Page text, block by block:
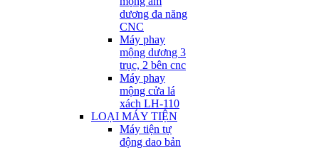
dương đa năng
CNC
Máy phay
mộng dương 3
trục, 2 bên cnc
Máy phay
mộng cửa lá
xách LH-110
LOẠI MÁY TIỆN
Máy tiện tự
động dao bản